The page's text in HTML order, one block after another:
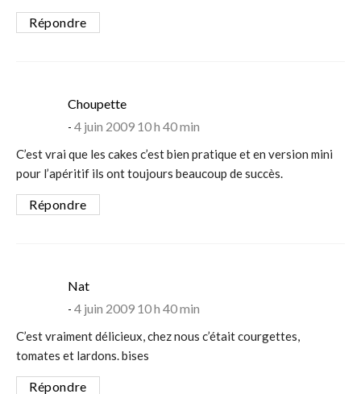
Répondre
Choupettesays:
4 juin 2009 10 h 40 min
C’est vrai que les cakes c’est bien pratique et en version mini
pour l’apéritif ils ont toujours beaucoup de succès.
Répondre
Natsays:
4 juin 2009 10 h 40 min
C’est vraiment délicieux, chez nous c’était courgettes,
tomates et lardons. bises
Répondre